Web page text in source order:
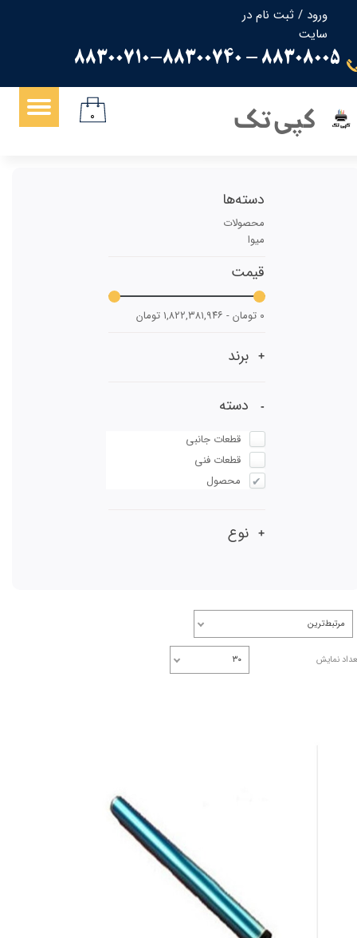
ورود / ثبت نام در
سایت
حساب کاربری من
تغییر گذر واژه
سفارشات
88308005 - 88300710-88300740
کپی تک ۰
مرتبط‌ترین
نمایش ۳۰
دسته‌ها
محصولات
میوا
قیمت
۰ تومان - ۱,۸۲۲,۳۸۱,۹۴۶ تومان
برند
دسته
قطعات جانبی
قطعات فنی
محصول
نوع